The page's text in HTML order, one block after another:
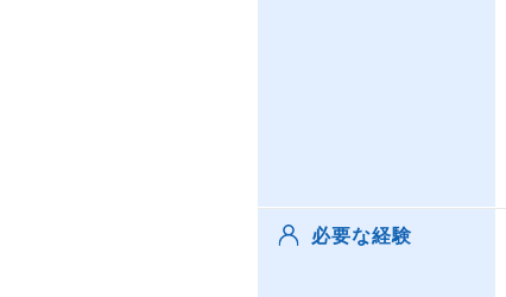
必要な経験